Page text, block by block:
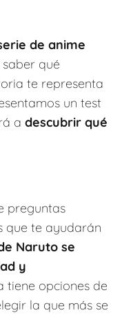
de anime
qué
te representa
un test
a descubrir qué
preguntas
que te ayudarán
Naruto se
y
tiene opciones de
la que más se